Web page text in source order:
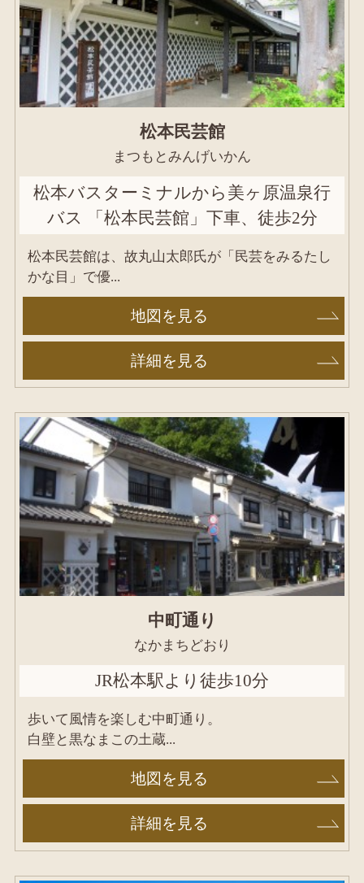
松本民芸館
まつもとみんげいかん
松本バスターミナルから美ヶ原温泉行
バス 「松本民芸館」下車、徒歩2分
松本民芸館は、故丸山太郎氏が「民芸をみるたし
かな目」で優...
地図を見る
詳細を見る
中町通り
なかまちどおり
JR松本駅より徒歩10分
歩いて風情を楽しむ中町通り。
白壁と黒なまこの土蔵...
地図を見る
詳細を見る